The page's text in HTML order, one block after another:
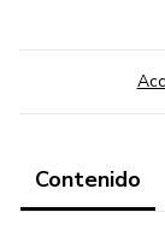
- Mostrar un
Contenido